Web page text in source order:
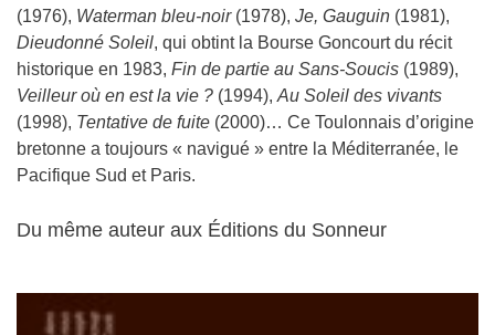
(1976), Waterman bleu-noir(1978), Je, Gauguin (1981),
Dieudonné Soleil, qui obtint la Bourse Goncourt du récit
historique en 1983, Fin de partie au Sans-Soucis (1989),
Veilleur où en est la vie ? (1994), Au Soleil des vivants
(1998), Tentative de fuite (2000)… Ce Toulonnais d’origine
bretonne a toujours « navigué » entre la Méditerranée, le
Pacifique Sud et Paris.
Du même auteur aux Éditions du Sonneur